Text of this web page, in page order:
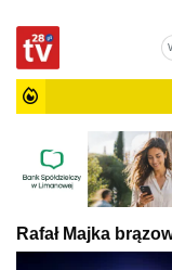
Rafał Majka